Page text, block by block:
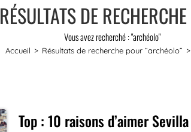
RÉSULTATS DE
Vous avez recherché : "archéolo"
Accueil > Résultats de recherche pour“archéolo” >
Top : 10 raisons d’aimer Sevilla